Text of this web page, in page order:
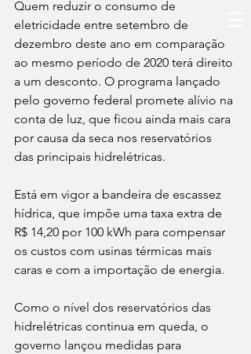
Quem reduzir o consumo de
eletricidade entre setembro de
dezembro deste ano em comparação
ao mesmo período de 2020 terá direito
a um desconto. O programa lançado
pelo governo federal promete alívio na
conta de luz, que ficou ainda mais cara
por causa da seca nos reservatórios
das principais hidrelétricas.
Está em vigor a bandeira de escassez
hídrica, que impõe uma taxa extra de
R$ 14,20 por 100 kWh para compensar
os custos com usinas térmicas mais
caras e com a importação de energia.
Como o nível dos reservatórios das
hidrelétricas continua em queda, o
governo lançou medidas para